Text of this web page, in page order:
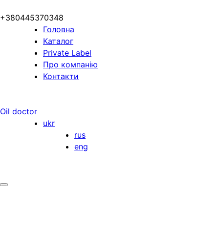
+380445370348
Головна
Каталог
Private Label
Про компанію
Контакти
Oil doctor
ukr
rus
eng